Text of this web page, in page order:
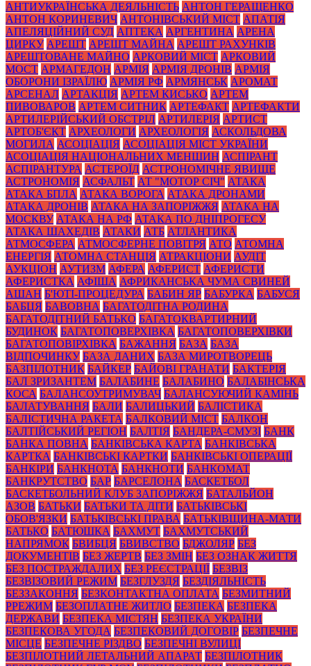
АНТИУКРАЇНСЬКА ДЕЯЛЬНІСТЬ АНТОН ГЕРАЩЕНКО
АНТОН КОРИНЕВИЧ АНТОНІВСЬКИЙ МІСТ АПАТІЯ
АПЕЛЯЦІЙНИЙ СУД АПТЕКА АРГЕНТИНА АРЕНА
ЦИРКУ АРЕШТ АРЕШТ МАЙНА АРЕШТ РАХУНКІВ
АРЕШТОВАНЕ МАЙНО АРКОВИЙ МІСТ АРКОВИЙ
МОСТ АРМАГЕДОН АРМІЯ АРМІЯ ДРОНІВ АРМІЯ
ОБОРОНИ ІЗРАЇЛЮ АРМІЯ РФ АРМЯНСЬК АРОМАТ
АРСЕНАЛ АРТАКЦІЯ АРТЕМ КИСЬКО АРТЕМ
ПИВОВАРОВ АРТЕМ СИТНИК АРТЕФАКТ АРТЕФАКТИ
АРТИЛЕРІЙСЬКИЙ ОБСТРІЛ АРТИЛЕРІЯ АРТИСТ
АРТОБ'ЄКТ АРХЕОЛОГИ АРХЕОЛОГІЯ АСКОЛЬДОВА
МОГИЛА АСОЦІАЦІЯ АСОЦІАЦІЯ МІСТ УКРАЇНИ
АСОЦІАЦІЯ НАЦІОНАЛЬНИХ МЕНШИН АСПІРАНТ
АСПІРАНТУРА АСТЕРОЇД АСТРОНОМІЧНЕ ЯВИЩЕ
АСТРОНОМІЯ АСФАЛЬТ АТ "МОТОР СІЧ" АТАКА
АТАКА БПЛА АТАКА ВОРОГА АТАКА ДРОНАМИ
АТАКА ДРОНІВ АТАКА НА ЗАПОРІЖЖЯ АТАКА НА
МОСКВУ АТАКА НА РФ АТАКА ПО ДНІПРОГЕСУ
АТАКА ШАХЕДІВ АТАКИ АТБ АТЛАНТИКА
АТМОСФЕРА АТМОСФЕРНЕ ПОВІТРЯ АТО АТОМНА
ЕНЕРГІЯ АТОМНА СТАНЦІЯ АТРАКЦІОНИ АУДІТ
АУКЦІОН АУТИЗМ АФЕРА АФЕРИСТ АФЕРИСТИ
АФЕРИСТКА АФІША АФРИКАНСЬКА ЧУМА СВИНЕЙ
АШАН Б'ЮТІ-ПРОЦЕДУРА БАБИН ЯР БАБУРКА БАБУСЯ
БАБЦЯ БАВОВНА БАГАТОДІТНА РОДИНА
БАГАТОДІТНИЙ БАТЬКО БАГАТОКВАРТИРНИЙ
БУДИНОК БАГАТОПОВЕРХІВКА БАГАТОПОВЕРХІВКИ
БАГАТОПОВІРХІВКА БАЖАННЯ БАЗА БАЗА
ВІДПОЧИНКУ БАЗА ДАНИХ БАЗА МИРОТВОРЕЦЬ
БАЗПІЛОТНИК БАЙКЕР БАЙОВІ ГРАНАТИ БАКТЕРІЯ
БАЛ ЗРИЗАНТЕМ БАЛАБИНЕ БАЛАБИНО БАЛАБІНСЬКА
КОСА БАЛАНСОУТРИМУВАЧ БАЛАНСУЮЧИЙ КАМІНЬ
БАЛАТУВАННЯ БАЛИ БАЛИЦЬКИЙ БАЛІСТИКА
БАЛІСТИЧНА РАКЕТА БАЛКОВИЙ МІСТ БАЛКОН
БАЛТІЙСЬКИЙ РЕГІОН БАЛТІЯ БАНДЕРА-СМУЗІ БАНК
БАНКА ПОВНА БАНКІВСЬКА КАРТА БАНКІВСЬКА
КАРТКА БАНКІВСЬКІ КАРТКИ БАНКІВСЬКІ ОПЕРАЦІЇ
БАНКІРИ БАНКНОТА БАНКНОТИ БАНКОМАТ
БАНКРУТСТВО БАР БАРСЕЛОНА БАСКЕТБОЛ
БАСКЕТБОЛЬНИЙ КЛУБ ЗАПОРІЖЖЯ БАТАЛЬЙОН
АЗОВ БАТЬКИ БАТЬКИ ТА ДІТИ БАТЬКІВСЬКІ
ОБОВ'ЯЗКИ БАТЬКІВСЬКІ ПРАВА БАТЬКІВЩИНА-МАТИ
БАТЬКО БАТЮШКА БАХМУТ БАХМУТСЬКИЙ
НАПРЯМОК БВИБЦЯ БВИВСТВО БДЖОЛЯР БЕЗ
ДОКУМЕНТІВ БЕЗ ЖЕРТВ БЕЗ ЗМІН БЕЗ ОЗНАК ЖИТТЯ
БЕЗ ПОСТРАЖДАЛИХ БЕЗ РЕЄСТРАЦІЇ БЕЗВІЗ
БЕЗВІЗОВИЙ РЕЖИМ БЕЗГЛУЗДЯ БЕЗДІЯЛЬНІСТЬ
БЕЗЗАКОННЯ БЕЗКОНТАКТНА ОПЛАТА БЕЗМИТНИЙ
РРЕЖИМ БЕЗОПЛАТНЕ ЖИТЛО БЕЗПЕКА БЕЗПЕКА
ДЕРЖАВИ БЕЗПЕКА МІСТЯН БЕЗПЕКА УКРАЇНИ
БЕЗПЕКОВА УГОДА БЕЗПЕКОВИЙ ДОГОВІР БЕЗПЕЧНЕ
МІСЦЕ БЕЗПЕЧНЕ РІЗДВО БЕЗПЕЧНІ ВУЛИЦІ
БЕЗПІЛОТНИЙ ЛЕТАЛЬНИЙ АПАРАТ БЕЗПІЛОТНИК